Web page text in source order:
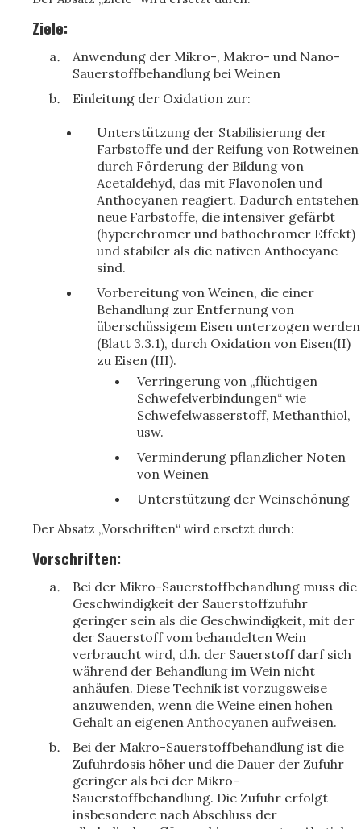
Ziele:
Anwendung der Mikro-, Makro- und Nano-
Sauerstoffbehandlung bei Weinen
Einleitung der Oxidation zur:
Unterstützung der Stabilisierung der
Farbstoffe und der Reifung von Rotweinen
durch Förderung der Bildung von
Acetaldehyd, das mit Flavonolen und
Anthocyanen reagiert. Dadurch entstehen
neue Farbstoffe, die intensiver gefärbt
(hyperchromer und bathochromer Effekt)
und stabiler als die nativen Anthocyane
sind.
Vorbereitung von Weinen, die einer
Behandlung zur Entfernung von
überschüssigem Eisen unterzogen werden
(Blatt 3.3.1), durch Oxidation von Eisen(II)
zu Eisen (III).
Verringerung von „flüchtigen
Schwefelverbindungen“ wie
Schwefelwasserstoff, Methanthiol,
usw.
Verminderung pflanzlicher Noten
von Weinen
Unterstützung der Weinschönung
Der Absatz „Vorschriften“ wird ersetzt durch:
Vorschriften:
Bei der Mikro-Sauerstoffbehandlung muss die
Geschwindigkeit der Sauerstoffzufuhr
geringer sein als die Geschwindigkeit, mit der
der Sauerstoff vom behandelten Wein
verbraucht wird, d.h. der Sauerstoff darf sich
während der Behandlung im Wein nicht
anhäufen. Diese Technik ist vorzugsweise
anzuwenden, wenn die Weine einen hohen
Gehalt an eigenen Anthocyanen aufweisen.
Bei der Makro-Sauerstoffbehandlung ist die
Zufuhrdosis höher und die Dauer der Zufuhr
geringer als bei der Mikro-
Sauerstoffbehandlung. Die Zufuhr erfolgt
insbesondere nach Abschluss der